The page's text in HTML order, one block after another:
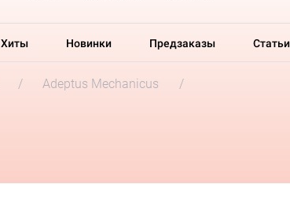
Хиты Новинки Предзаказы Статьи
Adeptus Mechanicus